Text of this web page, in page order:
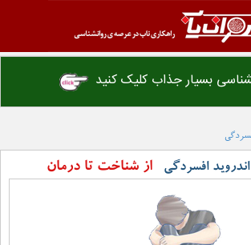
بسیار جذاب کلیک کنید
افسردگی از شناخت تا درمان